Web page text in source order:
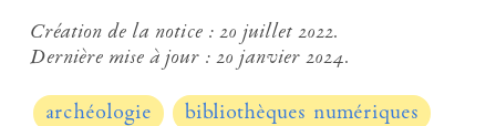
Création de la notice :20 juillet 2022.
Dernière mise à jour :20 janvier 2024.
archéologie
bibliothèques numériques